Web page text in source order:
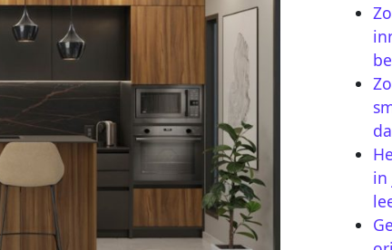
in